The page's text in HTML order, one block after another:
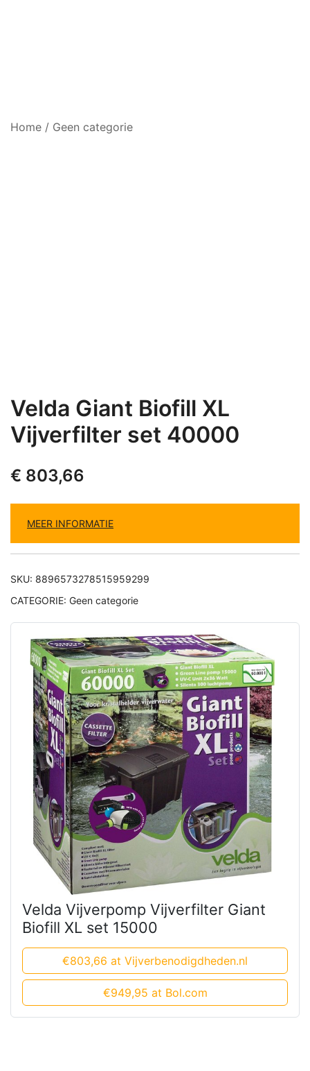
Home / Geen categorie
Velda Giant Biofill XL
Vijverfilter set 40000
€ 803,66
MEER INFORMATIE
SKU: 8896573278515959299
CATEGORIE: Geen categorie
Velda Vijverpomp Vijverfilter Giant
Biofill XL set 15000
€803,66 at Vijverbenodigdheden.nl
€949,95 at Bol.com